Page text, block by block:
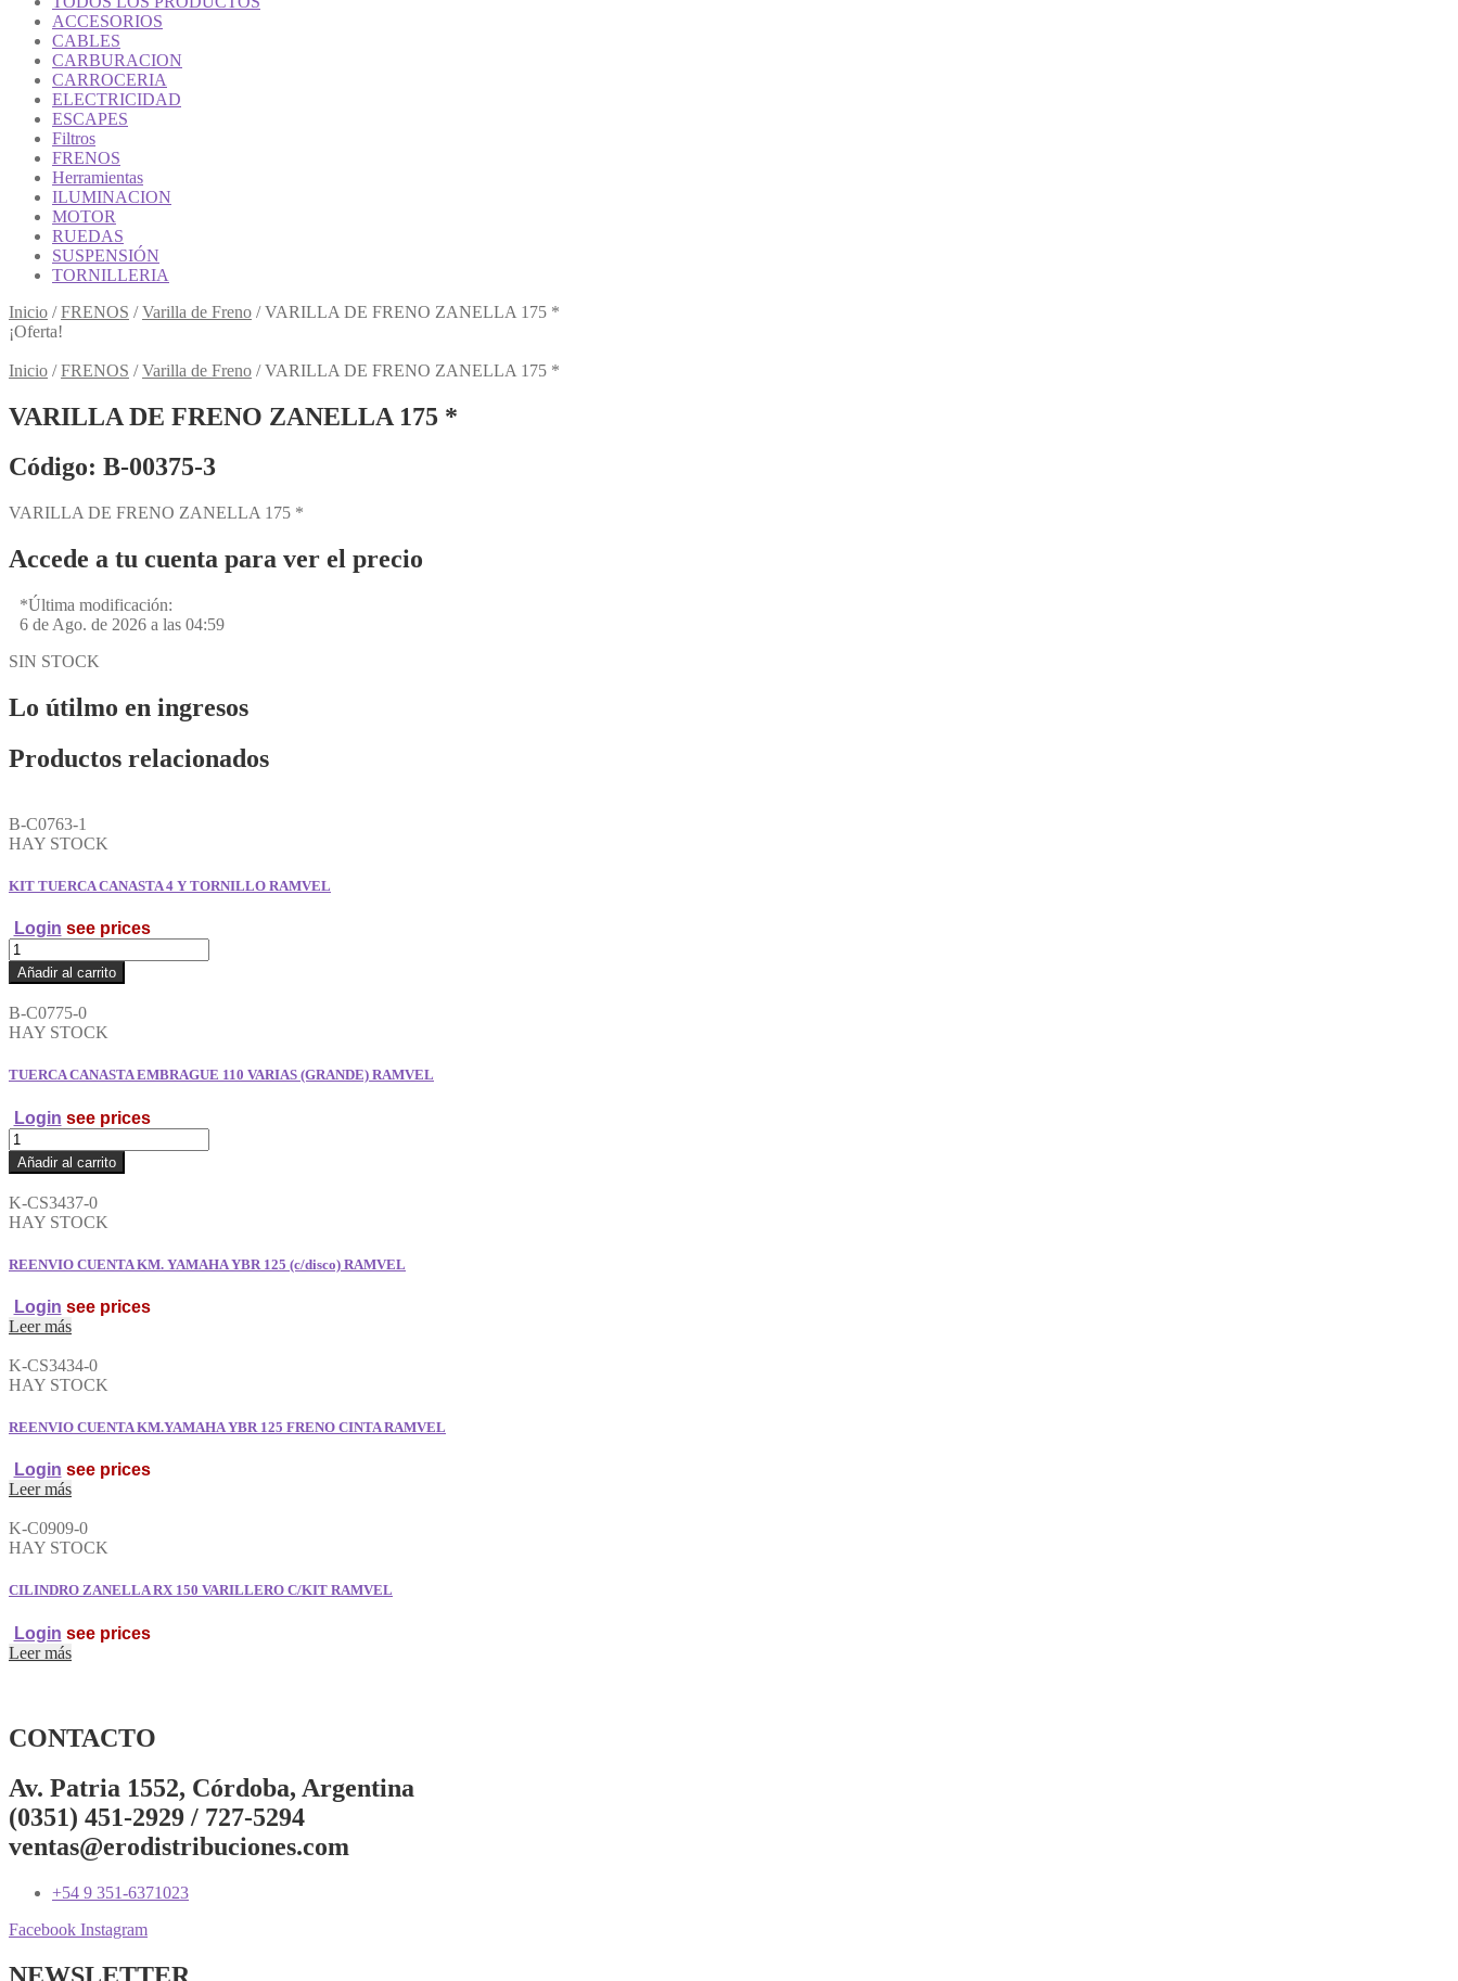
ACCESORIOS
CABLES
CARBURACION
CARROCERIA
ELECTRICIDAD
ESCAPES
Filtros
FRENOS
Herramientas
ILUMINACION
MOTOR
RUEDAS
SUSPENSIÓN
TORNILLERIA
Inicio /FRENOS /Varilla de Freno /VARILLA DE FRENO ZANELLA 175 *
¡Oferta!
Inicio /FRENOS /Varilla de Freno /VARILLA DE FRENO ZANELLA 175 *
VARILLA DE FRENO ZANELLA 175 *
Código: B-00375-3
VARILLA DE FRENO ZANELLA 175 *
Accede a tu cuenta para ver el precio
*Última modificación:
6 de Ago. de 2026 a las 04:59
SIN STOCK
Lo útilmo en ingresos
Productos relacionados
B-C0763-1
HAY STOCK
KIT TUERCA CANASTA 4 Y TORNILLO RAMVEL
Login see prices
KIT
TUERCA
CANASTA
4
Y
TORNILLO
cantidad
Añadir al carrito
B-C0775-0
HAY STOCK
TUERCA CANASTA EMBRAGUE 110 VARIAS (GRANDE) RAMVEL
Login see prices
TUERCA
CANASTA
EMBRAGUE
110
VARIAS
(GRANDE)
cantidad
Añadir al carrito
K-CS3437-0
HAY STOCK
REENVIO CUENTA KM. YAMAHA YBR 125 (c/disco) RAMVEL
Login see prices
Leer más
K-CS3434-0
HAY STOCK
REENVIO CUENTA KM.YAMAHA YBR 125 FRENO CINTA RAMVEL
Login see prices
Leer más
K-C0909-0
HAY STOCK
CILINDRO ZANELLA RX 150 VARILLERO C/KIT RAMVEL
Login see prices
Leer más
CONTACTO
Av. Patria 1552, Córdoba, Argentina
(0351) 451-2929 / 727-5294
ventas@erodistribuciones.com
+54 9 351-6371023
Facebook Instagram